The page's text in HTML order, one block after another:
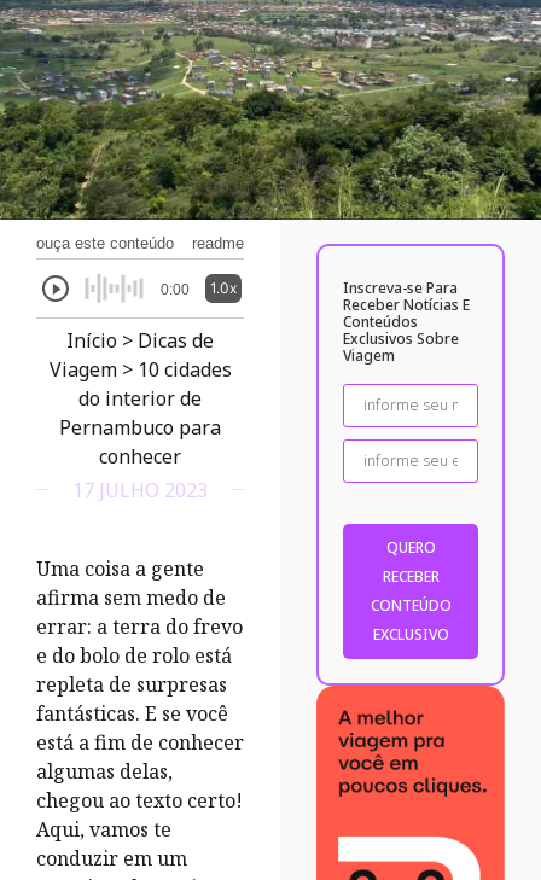
ouça este conteúdo readme
0:00 1.0x
Início > Dicas de
Viagem> 10 cidades
do interior de
Pernambuco para
conhecer
17 JULHO 2023
Uma coisa a gente
afirma sem medo de
errar: a terra do frevo
e do bolo de rolo está
repleta de surpresas
fantásticas. E se você
está a fim de conhecer
algumas delas,
chegou ao texto certo!
Aqui, vamos te
conduzir em um
Inscreva-se Para
Receber Notícias E
Conteúdos
Exclusivos Sobre
Viagem